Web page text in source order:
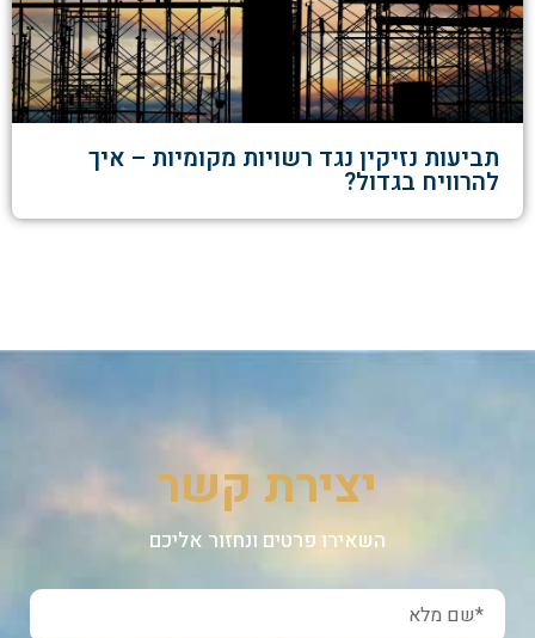
תביעות נזיקין נגד רשויות מקומיות – איך
להרוויח בגדול?
יצירת קשר
השאירו פרטים ונחזור אליכם